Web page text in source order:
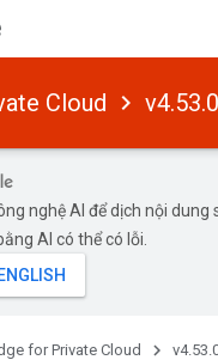
Cloud
nghệ AI để dịch nội dung
AI có thể có lỗi.
for Private Cloud